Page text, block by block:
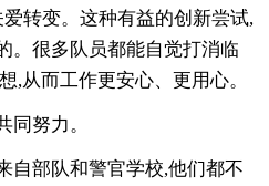
转变。这种有益的创新尝试,
。很多队员都能自觉打消临
,从而工作更安心、更用心。
同努力。
自部队和警官学校,他们都不